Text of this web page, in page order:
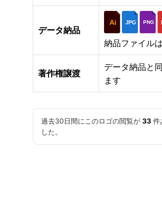
データ納品
Ai JPG PNG
納品ファイル
著作権譲渡
データ納品と
ます
過去30日間にこのロゴの閲覧が 33 件
した。